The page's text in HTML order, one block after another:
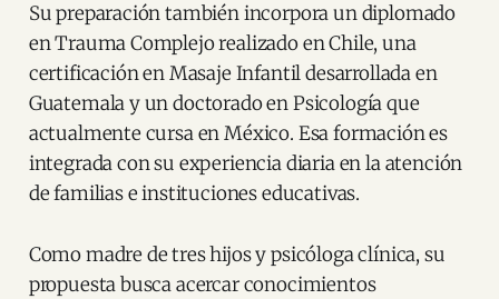
Su preparación también incorpora un diplomado
en Trauma Complejo realizado en Chile, una
certificación en Masaje Infantil desarrollada en
Guatemala y un doctorado en Psicología que
actualmente cursa en México. Esa formación es
integrada con su experiencia diaria en la atención
de familias e instituciones educativas.
Como madre de tres hijos y psicóloga clínica, su
propuesta busca acercar conocimientos